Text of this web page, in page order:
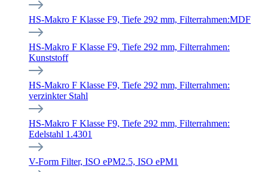
HS-Makro F Klasse F9, Tiefe 292 mm, Filterrahmen:MDF
HS-Makro F Klasse F9, Tiefe 292 mm, Filterrahmen:
Kunststoff
HS-Makro F Klasse F9, Tiefe 292 mm, Filterrahmen:
verzinkter Stahl
HS-Makro F Klasse F9, Tiefe 292 mm, Filterrahmen:
Edelstahl 1.4301
V-Form Filter, ISO ePM2.5, ISO ePM1